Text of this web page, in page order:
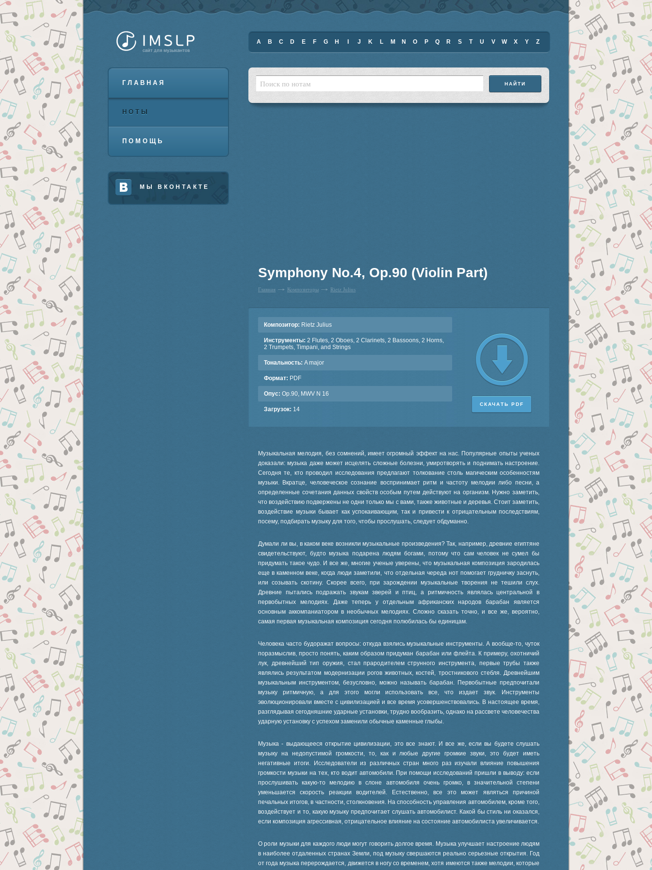
ГЛАВНАЯ
НОТЫ
ПОМОЩЬ
МЫ ВКОНТАКТЕ
A B C D E F G H J K L M N O P Q R S T U V W X Y Z
Symphony No.4, Op.90 (Violin Part)
Главная Композиторы Rietz Julius
Композитор: Rietz Julius
Инструменты: 2 Flutes, 2 Oboes, 2 Clarinets, 2 Bassoons, 2 Horns,
2 Trumpets, Timpani, and Strings
Тональность: A major
Формат: PDF
Опус: Op.90, MWV N 16
Загрузок: 14
СКАЧАТЬ PDF
Музыкальная мелодия, без сомнений, имеет огромный эффект на нас. Популярные опыты ученых
доказали: музыка даже может исцелять сложные болезни, умиротворять и поднимать настроение.
Сегодня те, кто проводил исследования предлагают толкование столь магическим особенностям
музыки. Вкратце, человеческое сознание воспринимает ритм и частоту мелодии либо песни, а
определенные сочетания данных свойств особым путем действуют на организм. Нужно заметить,
что воздействию подвержены не одни только мы с вами, также животные и деревья. Стоит заметить,
воздействие музыки бывает как успокаивающим, так и привести к отрицательным последствиям,
посему, подбирать музыку для того, чтобы прослушать, следует обдуманно.
Думали ли вы, в каком веке возникли музыкальные произведения? Так, например, древние египтяне
свидетельствуют, будто музыка подарена людям богами, потому что сам человек не сумел бы
придумать такое чудо. И все же, многие ученые уверены, что музыкальная композиция зародилась
еще в каменном веке, когда люди заметили, что отдельная череда нот помогает грудничку заснуть,
или созывать скотину. Скорее всего, при зарождении музыкальные творения не тешили слух.
Древние пытались подражать звукам зверей и птиц, а ритмичность являлась центральной в
первобытных мелодиях. Даже теперь у отдельным африканских народов барабан является
основным аккомпаниатором в необычных мелодиях. Сложно сказать точно, и все же, вероятно,
самая первая музыкальная композиция сегодня полюбилась бы единицам.
Человека часто будоражат вопросы: откуда взялись музыкальные инструменты. А вообще-то, чуток
поразмыслив, просто понять, каким образом придуман барабан или флейта. К примеру, охотничий
лук, древнейший тип оружия, стал прародителем струнного инструмента, первые трубы также
являлись результатом модернизации рогов животных, костей, тростникового стебля. Древнейшим
музыкальным инструментом, безусловно, можно называть барабан. Первобытные предпочитали
музыку ритмичную, а для этого могли использовать все, что издает звук. Инструменты
эволюционировали вместе с цивилизацией и все время усовершенствовались. В настоящее время,
разглядывая сегодняшние ударные установки, трудно вообразить, однако на рассвете человечества
ударную установку с успехом заменили обычные каменные глыбы.
Музыка - выдающееся открытие цивилизации, это все знают. И все же, если вы будете слушать
музыку на недопустимой громкости, то, как и любые другие громкие звуки, это будет иметь
негативные итоги. Исследователи из различных стран много раз изучали влияние повышения
громкости музыки на тех, кто водит автомобили. При помощи исследований пришли в выводу: если
прослушивать какую-то мелодию в слоне автомобиля очень громко, в значительной степени
уменьшается скорость реакции водителей. Естественно, все это может являться причиной
печальных итогов, в частности, столкновения. На способность управления автомобилем, кроме того,
воздействует и то, какую музыку предпочитает слушать автомобилист. Какой бы стиль ни оказался,
если композиция агрессивная, отрицательное влияние на состояние автомобилиста увеличивается.
О роли музыки для каждого люди могут говорить долгое время. Музыка улучшает настроение людям
в наиболее отдаленных странах Земли, под музыку свершаются реально серьезные открытия. Год
от года музыка перерождается, движется в ногу со временем, хотя имеются также мелодии, которые